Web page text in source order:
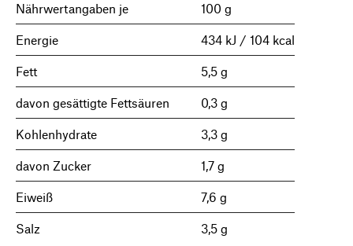
Nährwertangaben je 100 g
Energie 434 kJ / 104 kcal
Fett 5,5 g
davon gesättigte Fettsäuren 0,3 g
Kohlenhydrate 3,3 g
davon Zucker 1,7 g
Eiweiß 7,6 g
Salz 3,5 g